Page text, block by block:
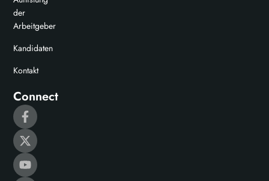
der
Arbeitgeber
Kandidaten
Kontakt
Connect